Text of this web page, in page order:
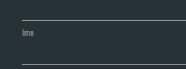
Ime